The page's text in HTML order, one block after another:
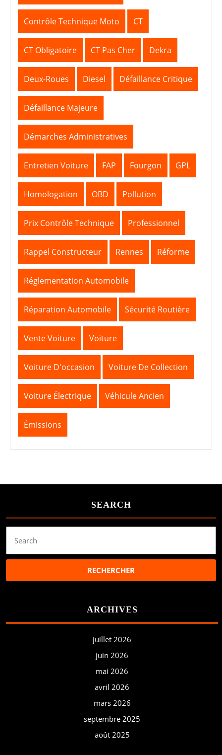
Contrôle Technique Moto CT
CT Obligatoire CT Pas Cher Dekra
Deux-Roues Diesel Défaillance Critique
Défaillance Majeure
Démarches Administratives
Entretien Voiture FAP Fourgon GPL
Homologation OBD Pollution
Prix Contrôle Technique Professionnel
Rappel Constructeur Rennes Réforme
Réglementation Automobile
Réparation Automobile Sécurité Routière
Vente Voiture Voiture
Voiture D'occasion Voiture De Collection
Voiture Électrique Véhicule Ancien
Émissions
SEARCH
for:
ARCHIVES
juillet 2026
juin 2026
mai 2026
avril 2026
mars 2026
septembre 2025
août 2025